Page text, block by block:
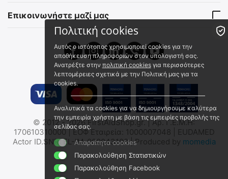
Επικοινωνήστε μαζί μας
© 2012 - 2026 FirstAidShop.gr. | Αρ. Γ.Ε.Μ.Η:
170610310000 | ΕΟΦ Εταιρεία: 1000007048 | EUDAMED
Actor ID.SNR: EL-IM-000043108 | Produced by momedia
Πολιτική cookies
Αυτός ο ιστότοπος χρησιμοποιεί cookies για την
αποθήκευση πληροφοριών στον υπολογιστή σας.
Ανατρέξτε στην πολιτική cookiesγια περισσότερες
λεπτομέρειες σχετικά με την Πολιτική μας για τα
cookies.
Αναλυτικά τα cookies για να δημιουργήσουμε καλύτερα
την εμπειρία χρήστη με βάση τις εμπειρίες προβολής της
σελίδας σας.
Απαραίτητα cookies
Παρακολούθηση Στατιστικών
Παρακολούθηση Facebook